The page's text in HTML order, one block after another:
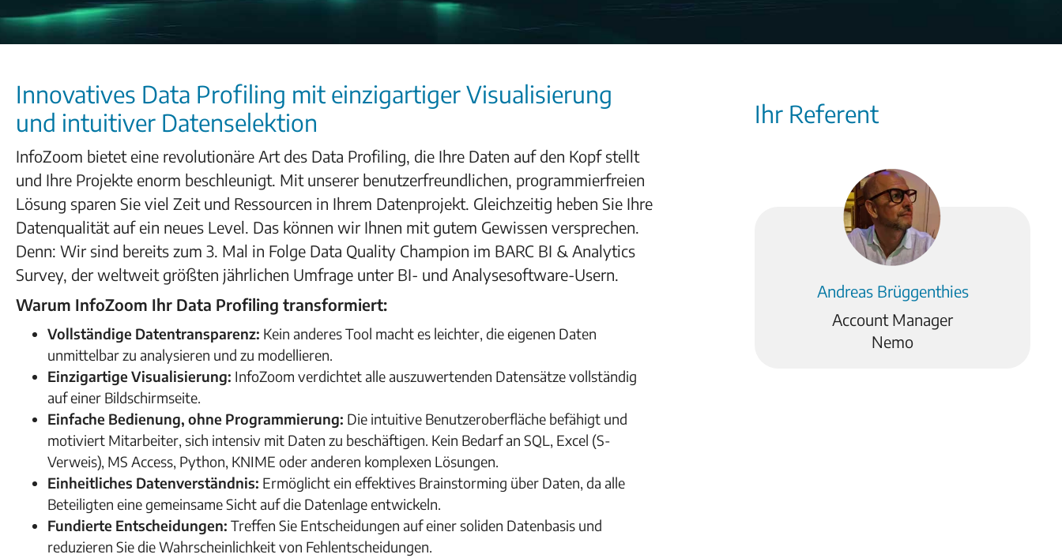
Innovatives Data Profiling mit einzigartiger Visualisierung
und intuitiver Datenselektion
InfoZoom bietet eine revolutionäre Art des Data Profiling, die Ihre Daten auf den Kopf stellt
und Ihre Projekte enorm beschleunigt. Mit unserer benutzerfreundlichen, programmierfreien
Lösung sparen Sie viel Zeit und Ressourcen in Ihrem Datenprojekt. Gleichzeitig heben Sie Ihre
Datenqualität auf ein neues Level. Das können wir Ihnen mit gutem Gewissen versprechen.
Denn: Wir sind bereits zum 3. Mal in Folge Data Quality Champion im BARC BI & Analytics
Survey, der weltweit größten jährlichen Umfrage unter BI- und Analysesoftware-Usern.
Warum InfoZoom Ihr Data Profiling transformiert:
Vollständige Datentransparenz: Kein anderes Tool macht es leichter, die eigenen Daten
unmittelbar zu analysieren und zu modellieren.
Einzigartige Visualisierung: InfoZoom verdichtet alle auszuwertenden Datensätze vollständig
auf einer Bildschirmseite.
Einfache Bedienung, ohne Programmierung: Die intuitive Benutzeroberfläche befähigt und
motiviert Mitarbeiter, sich intensiv mit Daten zu beschäftigen. Kein Bedarf an SQL, Excel (S-
Verweis), MS Access, Python, KNIME oder anderen komplexen Lösungen.
Einheitliches Datenverständnis: Ermöglicht ein effektives Brainstorming über Daten, da alle
Beteiligten eine gemeinsame Sicht auf die Datenlage entwickeln.
Fundierte Entscheidungen: Treffen Sie Entscheidungen auf einer soliden Datenbasis und
reduzieren Sie die Wahrscheinlichkeit von Fehlentscheidungen.
Ihr Referent
Andreas Brüggenthies
Account Manager
Nemo